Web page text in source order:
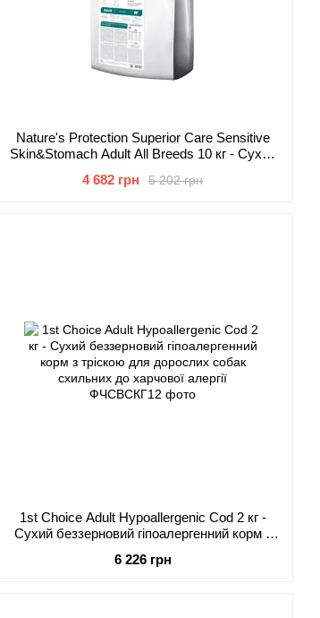
Nature's Protection Superior Care Sensitive
Skin&Stomach Adult All Breeds 10 кг - Сухий
чутливим шлунком
5 202 грн
4 682 грн
1st Choice Adult Hypoallergenic Cod 2 кг -
Сухий беззерновий гіпоалергенний корм з
харчової алергії
6 226 грн